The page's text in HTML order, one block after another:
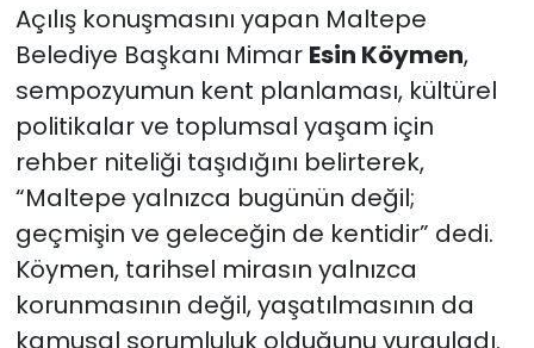
Açılış konuşmasını yapan Maltepe
Belediye Başkanı Mimar Esin Köymen,
sempozyumun kent planlaması, kültürel
politikalar ve toplumsal yaşam için
rehber niteliği taşıdığını belirterek,
“Maltepe yalnızca bugünün değil;
geçmişin ve geleceğin de kentidir” dedi.
Köymen, tarihsel mirasın yalnızca
korunmasının değil, yaşatılmasının da
kamusal sorumluluk olduğunu vurguladı.